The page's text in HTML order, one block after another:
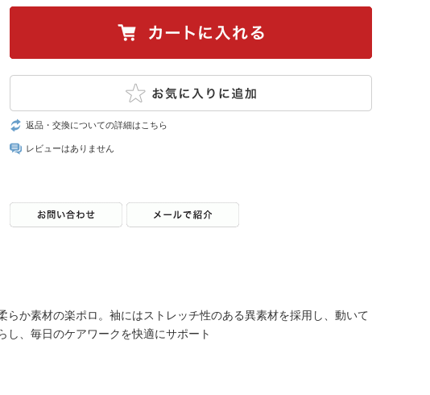
返品・交換についての詳細はこちら
レビューはありません
か素材の楽ポロ。袖にはストレッチ性のある異素材を採用し、動いて
し、毎日のケアワークを快適にサポート